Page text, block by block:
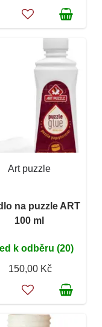
Art puzzle
na puzzle ART
100 ml
k odběru (20)
150,00 Kč